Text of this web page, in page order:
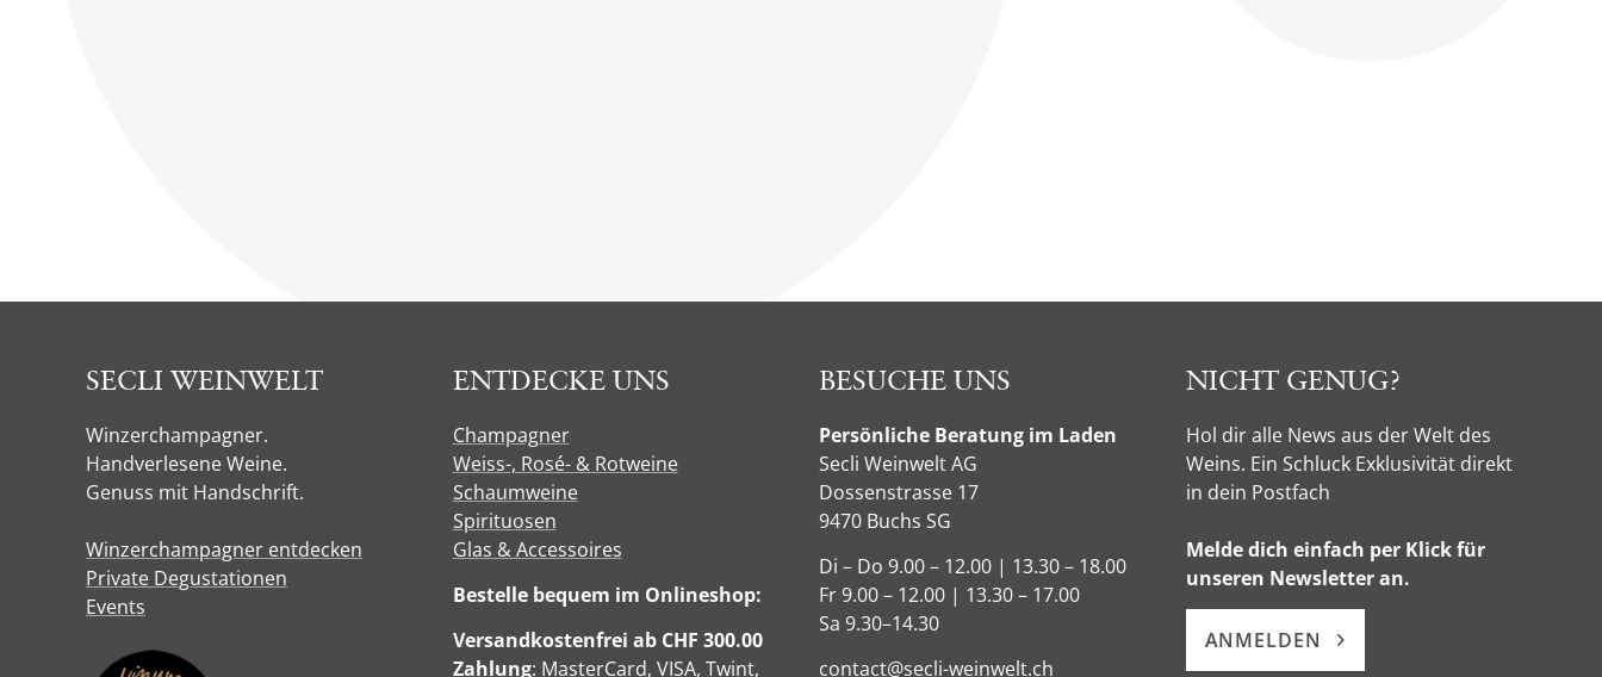
SECLI WEINWELT
Winzerchampagner.
Handverlesene Weine.
Genuss mit Handschrift.
Winzerchampagner entdecken
Private Degustationen
Events
ENTDECKE UNS
Champagner
Weiss-, Rosé- & Rotweine
Schaumweine
Spirituosen
Glas & Accessoires
Bestelle bequem im Onlineshop:
Versandkostenfrei ab CHF 300.00
Zahlung: MasterCard, VISA, Twint,
BESUCHE UNS
Persönliche Beratung im Laden
Secli Weinwelt AG
Dossenstrasse 17
9470 Buchs SG
Di – Do 9.00 – 12.00 | 13.30 – 18.00
Fr 9.00 – 12.00 | 13.30 – 17.00
Sa 9.30–14.30
contact@secli-weinwelt.ch
NICHT GENUG?
Hol dir alle News aus der Welt des
Weins. Ein Schluck Exklusivität direkt
in dein Postfach
Melde dich einfach per Klick für
unseren Newsletter an.
ANMELDEN